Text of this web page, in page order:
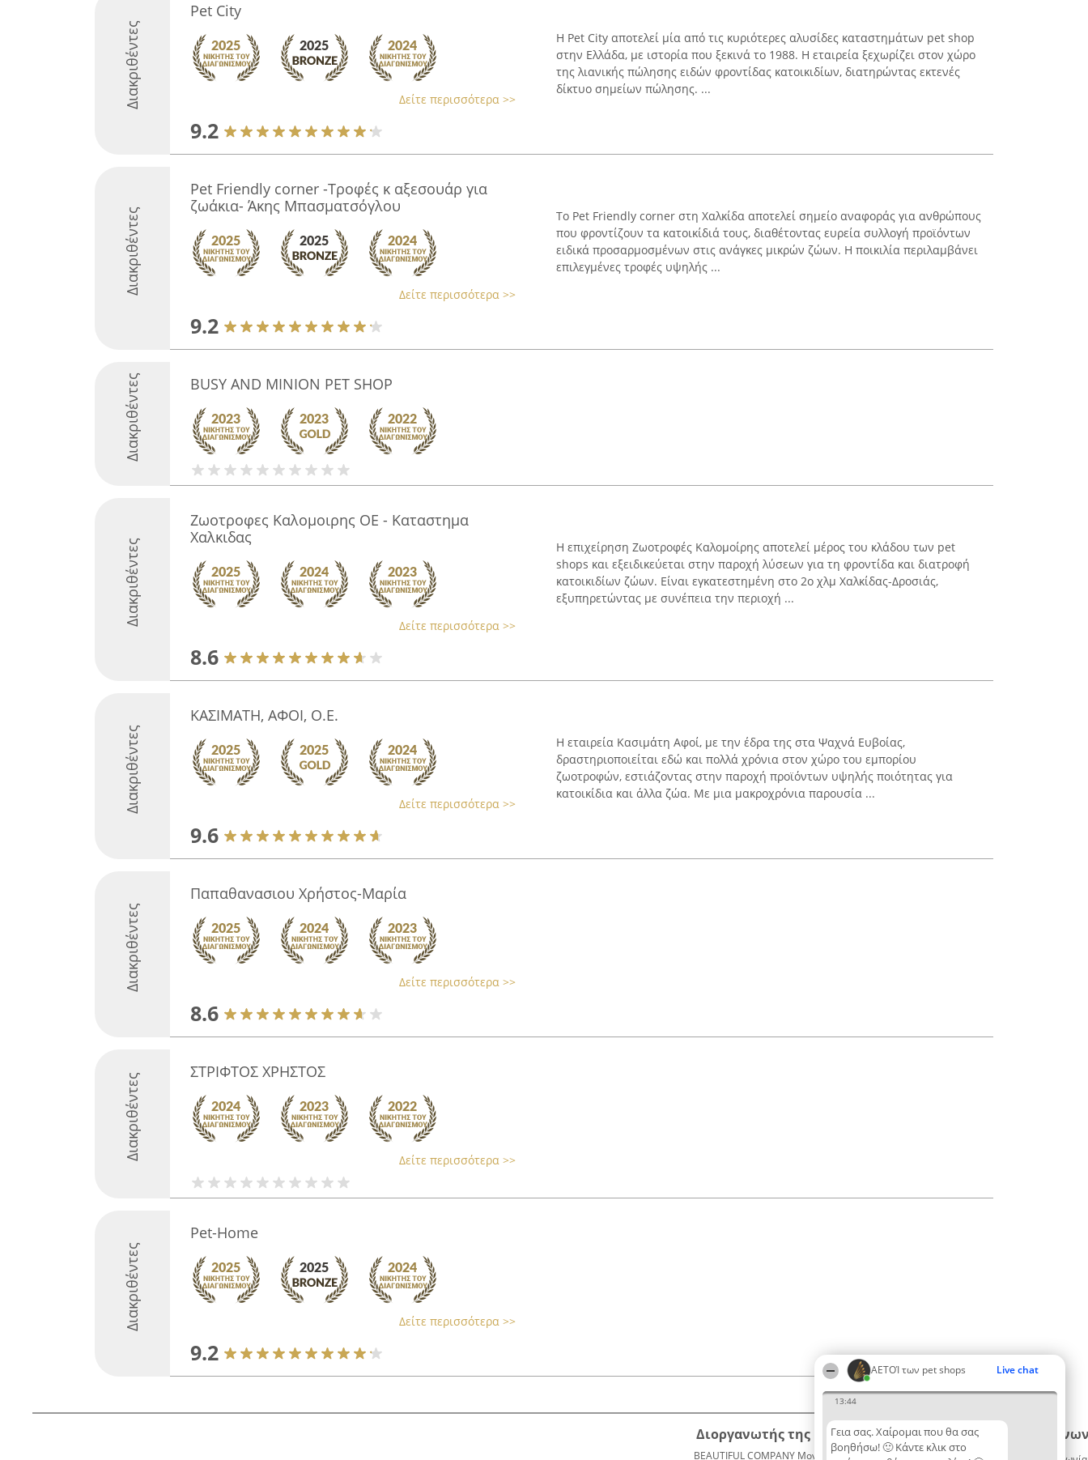
ΑΕΤΟΊ των pet shops Live chat
13:44
Γεια σας. Χαίρομαι που θα σας
βοηθήσω! 🙂 Κάντε κλικ στο
Διακριθέντες
Pet City
Δείτε περισσότερα >>
9.2
Η Pet City αποτελεί μία από τις κυριότερες αλυσίδες καταστημάτων pet shop
στην Ελλάδα, με ιστορία που ξεκινά το 1988. Η εταιρεία ξεχωρίζει στον χώρο
της λιανικής πώλησης ειδών φροντίδας κατοικιδίων, διατηρώντας εκτενές
δίκτυο σημείων πώλησης. ...
Διακριθέντες
Pet Friendly corner -Τροφές κ αξεσουάρ για
ζωάκια- Άκης Μπασματσόγλου
Δείτε περισσότερα >>
9.2
Το Pet Friendly corner στη Χαλκίδα αποτελεί σημείο αναφοράς για ανθρώπους
που φροντίζουν τα κατοικίδιά τους, διαθέτοντας ευρεία συλλογή προϊόντων
ειδικά προσαρμοσμένων στις ανάγκες μικρών ζώων. Η ποικιλία περιλαμβάνει
επιλεγμένες τροφές υψηλής ...
Διακριθέντες BUSY AND MINION PET SHOP
Διακριθέντες
Ζωοτροφες Καλομοιρης OE - Καταστημα
Χαλκιδας
Δείτε περισσότερα >>
8.6
Η επιχείρηση Ζωοτροφές Καλομοίρης αποτελεί μέρος του κλάδου των pet
shops και εξειδικεύεται στην παροχή λύσεων για τη φροντίδα και διατροφή
κατοικιδίων ζώων. Είναι εγκατεστημένη στο 2ο χλμ Χαλκίδας-Δροσιάς,
εξυπηρετώντας με συνέπεια την περιοχή ...
Διακριθέντες
ΚΑΣΙΜΑΤΗ, ΑΦΟΙ, Ο.Ε.
Δείτε περισσότερα >>
9.6
Η εταιρεία Κασιμάτη Αφοί, με την έδρα της στα Ψαχνά Ευβοίας,
δραστηριοποιείται εδώ και πολλά χρόνια στον χώρο του εμπορίου
ζωοτροφών, εστιάζοντας στην παροχή προϊόντων υψηλής ποιότητας για
κατοικίδια και άλλα ζώα. Με μια μακροχρόνια παρουσία ...
Διακριθέντες
Παπαθανασιου Χρήστος-Μαρία
Δείτε περισσότερα >>
8.6
Διακριθέντες
ΣΤΡΙΦΤΟΣ ΧΡΗΣΤΟΣ
Δείτε περισσότερα >>
Διακριθέντες
Pet-Home
Δείτε περισσότερα >>
9.2
Διοργανωτής της κατάταξης
BEAUTIFUL COMPANY Μονοπρόσωπη ΙΚΕ
Κατάταξη
Διακριθέντες